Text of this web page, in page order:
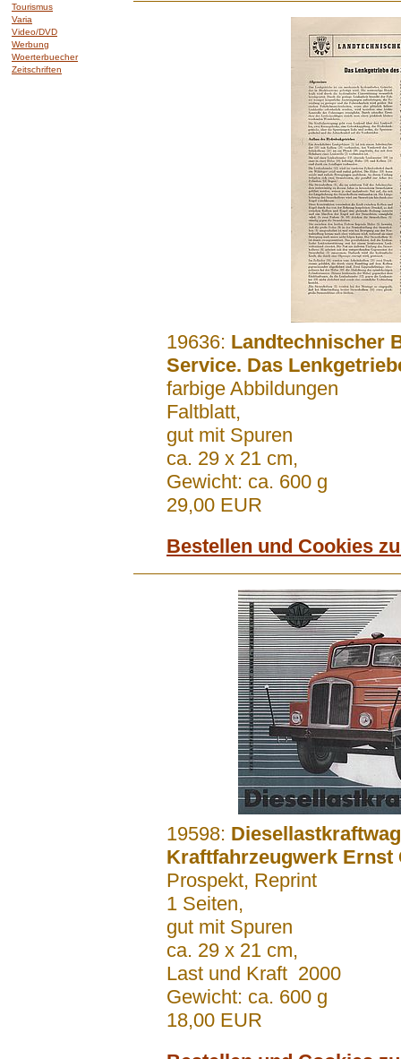
Tourismus
Varia
Video/DVD
Werbung
Woerterbuecher
Zeitschriften
19636: Landtechnischer
Service. Das
farbige Abbildungen
Faltblatt,
gut mit Spuren
ca. 29 x 21 cm,
Gewicht: ca. 600 g
29,00 EUR
Bestellen und Cookies
19598:
Kraftfahrzeugwerk Ernst
Prospekt, Reprint
1 Seiten,
gut mit Spuren
ca. 29 x 21 cm,
Last und Kraft 2000
Gewicht: ca. 600 g
18,00 EUR